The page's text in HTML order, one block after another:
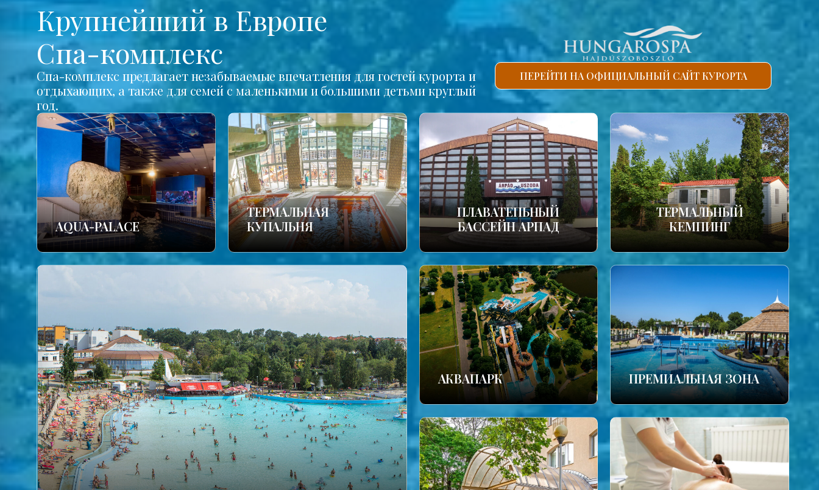
Крупнейший в Европе
Спа-комплекс
Спа-комплекс предлагает незабываемые впечатления для гостей курорта и
отдыхающих, а также для семей с маленькими и большими детьми круглый
год.
ПЕРЕЙТИ НА ОФИЦИАЛЬНЫЙ САЙТ КУРОРТА
AQUA-PALACE
TЕРМАЛЬНАЯ
КУПАЛЬНЯ
ПЛАВАТЕПЬНЫЙ
БАССЕЙН АРПАД
ТЕРМАЛЬНЫЙ
КЕМПИНГ
АКВАПАРК ПРЕМИАЛЬНАЯ ЗОНА